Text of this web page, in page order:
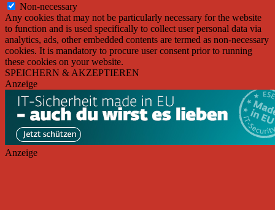
Non-necessary
Any cookies that may not be particularly necessary for the website
to function and is used specifically to collect user personal data via
analytics, ads, other embedded contents are termed as non-necessary
cookies. It is mandatory to procure user consent prior to running
these cookies on your website.
SPEICHERN & AKZEPTIEREN
Anzeige
Anzeige